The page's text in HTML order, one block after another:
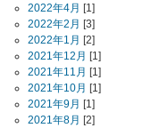
2022年4月 [1]
2022年2月 [3]
2022年1月 [2]
2021年12月 [1]
2021年11月 [1]
2021年10月 [1]
2021年9月 [1]
2021年8月 [2]